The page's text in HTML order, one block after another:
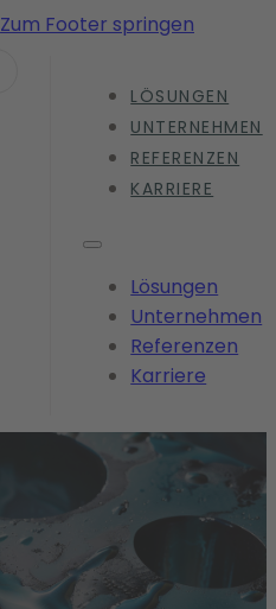
Zum Footer springen
LÖSUNGEN
UNTERNEHMEN
REFERENZEN
KARRIERE
Lösungen
Unternehmen
Referenzen
Karriere